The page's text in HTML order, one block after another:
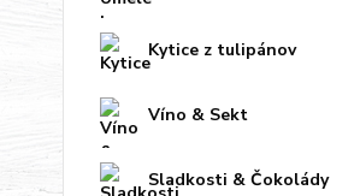
Kytice z tulipánov
Víno & Sekt
Sladkosti & Čokolády